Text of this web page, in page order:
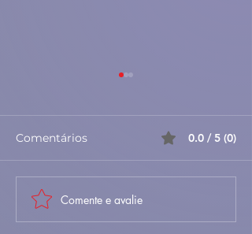
🐐🍚 Maranho da Beira
Baixa – Tradicional,
Comentários 0.0 / 5 (0)
Comente e avalie